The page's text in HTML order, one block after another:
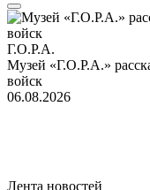
Г.О.Р.А.
Музей «Г.О.Р.А.»
войск
06.08.2026
Лента новостей